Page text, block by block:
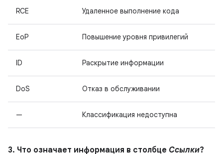
RCE Удаленное выполнение кода
EoP Повышение уровня привилегий
ID Раскрытие информации
DoS Отказ в обслуживании
— Классификация недоступна
3. Что означает информация в столбце Ссылки?